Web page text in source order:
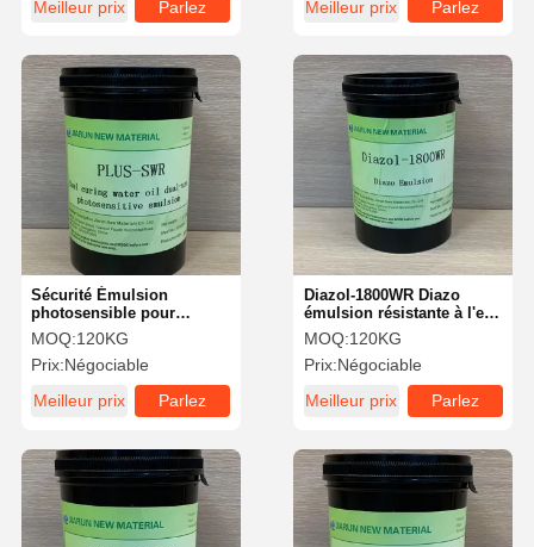
Meilleur prix
Parlez
Meilleur prix
Parlez
Sécurité Émulsion
photosensible pour
sérigraphie Résistante à
l'humidité Large
exposition Latitude
MOQ:120KG
Prix:Négociable
Meilleur prix
Parlez
Diazol-1800WR Diazo
émulsion résistante à l'eau
émulsion photo haute
performance
MOQ:120KG
Prix:Négociable
Meilleur prix
Parlez